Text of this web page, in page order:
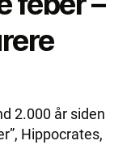
2.000 år siden
Hippocrates,